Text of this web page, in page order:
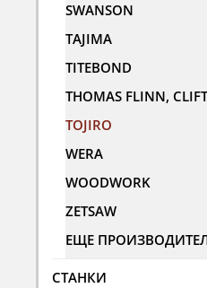
SWANSON
TAJIMA
TITEBOND
THOMAS FLINN,
TOJIRO
WERA
WOODWORK
ZETSAW
ЕЩЕ
СТАНКИ